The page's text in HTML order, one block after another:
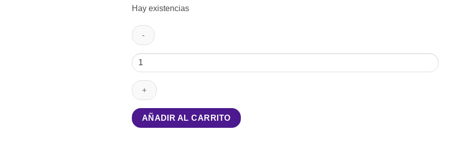
Hay existencias
Nuestra
Señora
de
Fátima
cantidad
AÑADIR AL CARRITO